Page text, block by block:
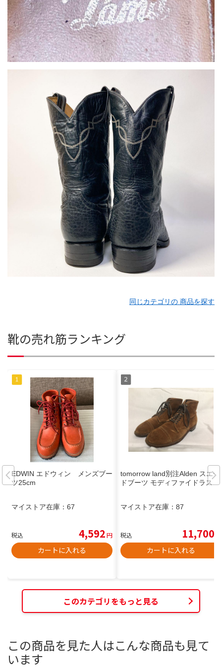
同じカテゴリの 商品を探す
靴の売れ筋ランキング
EDWIN エドウィン メンズブー
ツ25cm
マイストア在庫： 67
税込 4,592円
カートに入れる
tomorrow land別注Alden スエー
ドブーツ モディファイドラスト
マイストア在庫： 87
税込 11,700
カートに入れる
このカテゴリをもっと見る
この商品を見た人はこんな商品も見て
います